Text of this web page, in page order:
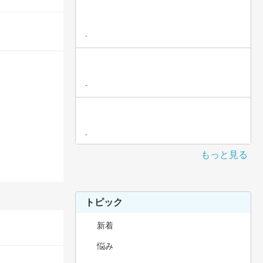
-
-
-
もっと見る
トピック
新着
悩み